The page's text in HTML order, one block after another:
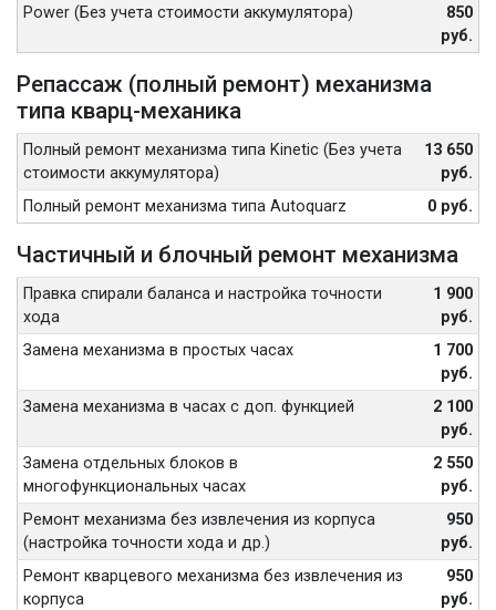
Power (Без учета стоимости аккумулятора)
850
руб.
Репассаж (полный ремонт) механизма
типа кварц-механика
Полный ремонт механизма типа Kinetic (Без учета
стоимости аккумулятора)
13 650
руб.
Полный ремонт механизма типа Autoquarz
0 руб.
Частичный и блочный ремонт механизма
Правка спирали баланса и настройка точности
хода
1 900
руб.
Замена механизма в простых часах
1 700
руб.
Замена механизма в часах с доп. функцией
2 100
руб.
Замена отдельных блоков в
многофункциональных часах
2 550
руб.
Ремонт механизма без извлечения из корпуса
(настройка точности хода и др.)
950
руб.
Ремонт кварцевого механизма без извлечения из
корпуса
950
руб.